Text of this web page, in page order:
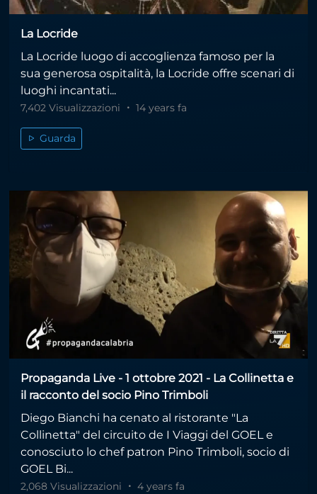
La Locride
La Locride luogo di accoglienza famoso per la
sua generosa ospitalità, la Locride offre scenari di
luoghi incantati...
7,402 Visualizzazioni 14 years fa
Guarda
Propaganda Live - 1 ottobre 2021 - La Collinetta e
il racconto del socio Pino Trimboli
Diego Bianchi ha cenato al ristorante "La
Collinetta" del circuito de I Viaggi del GOEL e
conosciuto lo chef patron Pino Trimboli, socio di
GOEL Bi...
2,068 Visualizzazioni 4 years fa